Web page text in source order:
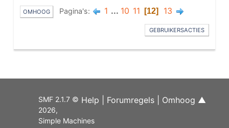
OMHOOG Pagina's 1 ... 10 11 12 13
GEBRUIKERSACTIES
Help Forumregels Omhoog ▲
SMF 2.1.7 ©
2026,
Simple Machines